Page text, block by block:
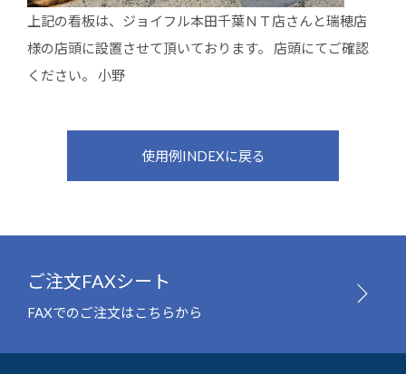
上記の看板は、ジョイフル本田千葉ＮＴ店さんと瑞穂店
様の店頭に設置させて頂いております。 店頭にてご確認
ください。 小野
使用例INDEXに戻る
ご注文FAXシート
FAXでのご注文はこちらから